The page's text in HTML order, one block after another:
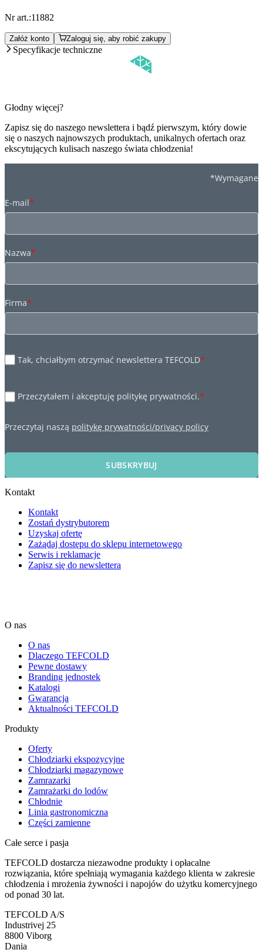
Nr art.:11882
Załóż konto Zaloguj się, aby robić zakupy
Specyfikacje techniczne
Głodny więcej?
Zapisz się do naszego newslettera i bądź pierwszym, który dowie
się o naszych najnowszych produktach, unikalnych ofertach oraz
ekscytujących kulisach naszego świata chłodzenia!
*Wymagane
E-mail*
Nazwa*
Firma*
Tak, chciałbym otrzymać newslettera TEFCOLD*
Przeczytałem i akceptuję politykę prywatności.*
Przeczytaj naszą politykę prywatności/privacy policy
SUBSKRYBUJ
Kontakt
Kontakt
Zostań dystrybutorem
Uzyskaj ofertę
Zażądaj dostępu do sklepu internetowego
Serwis i reklamacje
Zapisz się do newslettera
O nas
O nas
Dlaczego TEFCOLD
Pewne dostawy
Branding jednostek
Katalogi
Gwarancja
Aktualności TEFCOLD
Produkty
Oferty
Chłodziarki ekspozycyjne
Chłodziarki magazynowe
Zamrazarki
Zamrażarki do lodów
Chłodnie
Linia gastronomiczna
Części zamienne
Całe serce i pasja
TEFCOLD dostarcza niezawodne produkty i opłacalne
rozwiązania, które spełniają wymagania każdego klienta w zakresie
chłodzenia i mrożenia żywności i napojów do użytku komercyjnego
od ponad 30 lat.
TEFCOLD A/S
Industrivej 25
8800 Viborg
Dania